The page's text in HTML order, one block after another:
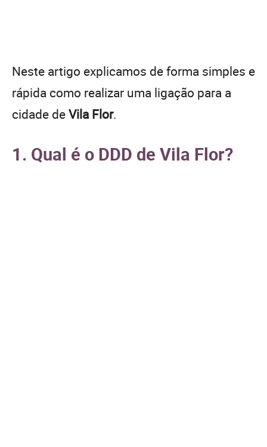
Neste artigo explicamos de forma simples e
rápida como realizar uma ligação para a
cidade deVila Flor.
1. Qual é o DDD de Vila Flor?